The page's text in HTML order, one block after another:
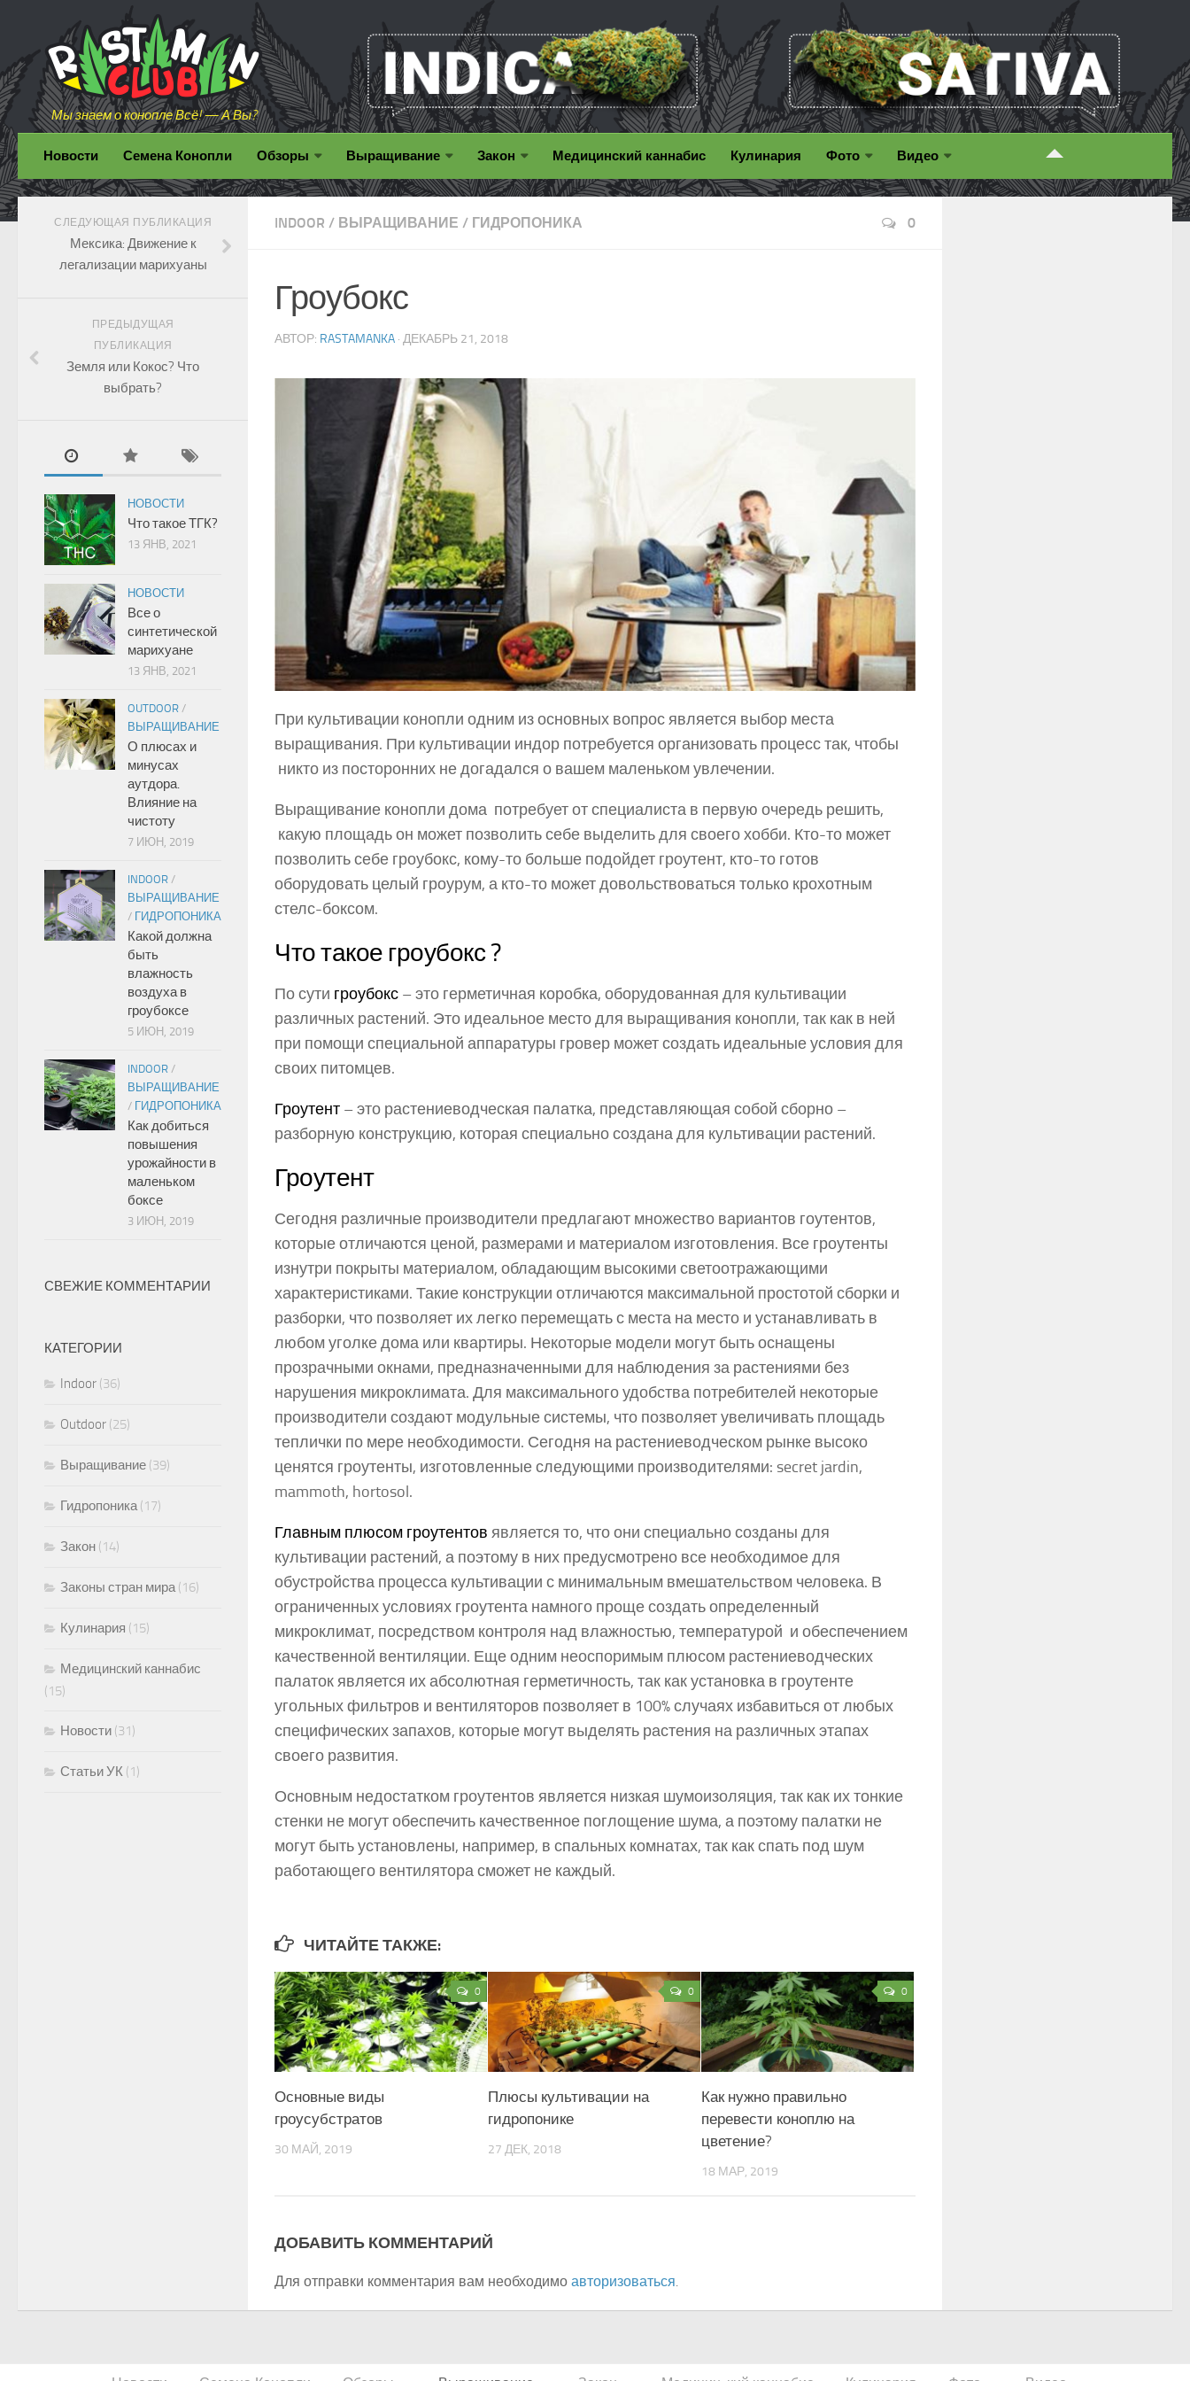
Мы знаем о конопле Всё! — А Вы?
Новости Семена Конопли Обзоры Выращивание Закон Медицинcкий каннабис Кулинария Фото Видео
INDOOR / ВЫРАЩИВАНИЕ / ГИДРОПОНИКА 0
Гроубокс
АВТОР: RASTAMANKA · ДЕКАБРЬ 21, 2018
При культивации конопли одним из основных вопрос является выбор места
выращивания. При культивации индор потребуется организовать процесс так, чтобы
никто из посторонних не догадался о вашем маленьком увлечении.
Выращивание конопли дома потребует от специалиста в первую очередь решить,
какую площадь он может позволить себе выделить для своего хобби. Кто-то может
позволить себе гроубокс, кому-то больше подойдет гроутент, кто-то готов
оборудовать целый гроурум, а кто-то может довольствоваться только крохотным
стелс-боксом.
Что такое гроубокс ?
По сути гроубокс – это герметичная коробка, оборудованная для культивации
различных растений. Это идеальное место для выращивания конопли, так как в ней
при помощи специальной аппаратуры гровер может создать идеальные условия для
своих питомцев.
Гроутент – это растениеводческая палатка, представляющая собой сборно –
разборную конструкцию, которая специально создана для культивации растений.
Гроутент
Сегодня различные производители предлагают множество вариантов гоутентов,
которые отличаются ценой, размерами и материалом изготовления. Все гроутенты
изнутри покрыты материалом, обладающим высокими светоотражающими
характеристиками. Такие конструкции отличаются максимальной простотой сборки и
разборки, что позволяет их легко перемещать с места на место и устанавливать в
любом уголке дома или квартиры. Некоторые модели могут быть оснащены
прозрачными окнами, предназначенными для наблюдения за растениями без
нарушения микроклимата. Для максимального удобства потребителей некоторые
производители создают модульные системы, что позволяет увеличивать площадь
теплички по мере необходимости. Сегодня на растениеводческом рынке высоко
ценятся гроутенты, изготовленные следующими производителями: secret jardin,
mammoth, hortosol.
Главным плюсом гроутентов является то, что они специально созданы для
культивации растений, а поэтому в них предусмотрено все необходимое для
обустройства процесса культивации с минимальным вмешательством человека. В
ограниченных условиях гроутента намного проще создать определенный
микроклимат, посредством контроля над влажностью, температурой и обеспечением
качественной вентиляции. Еще одним неоспоримым плюсом растениеводческих
палаток является их абсолютная герметичность, так как установка в гроутенте
угольных фильтров и вентиляторов позволяет в 100% случаях избавиться от любых
специфических запахов, которые могут выделять растения на различных этапах
своего развития.
Основным недостатком гроутентов является низкая шумоизоляция, так как их тонкие
стенки не могут обеспечить качественное поглощение шума, а поэтому палатки не
могут быть установлены, например, в спальных комнатах, так как спать под шум
работающего вентилятора сможет не каждый.
ЧИТАЙТЕ ТАКЖЕ:
0
Основные виды
гроусубстратов
30 МАЙ, 2019
0
Плюсы культивации на
гидропонике
27 ДЕК, 2018
0
Как нужно правильно
перевести коноплю на
цветение?
18 МАР, 2019
ДОБАВИТЬ КОММЕНТАРИЙ
Для отправки комментария вам необходимо авторизоваться.
СЛЕДУЮЩАЯ ПУБЛИКАЦИЯ
Мексика: Движение к
легализации марихуаны
ПРЕДЫДУЩАЯ
ПУБЛИКАЦИЯ
Земля или Кокос? Что
выбрать?
НОВОСТИ
Что такое ТГК?
13 ЯНВ, 2021
НОВОСТИ
Все о
синтетической
марихуане
13 ЯНВ, 2021
OUTDOOR /
ВЫРАЩИВАНИЕ
О плюсах и
минусах
аутдора.
Влияние на
чистоту
7 ИЮН, 2019
INDOOR /
ВЫРАЩИВАНИЕ
/ ГИДРОПОНИКА
Какой должна
быть
влажность
воздуха в
гроубоксе
5 ИЮН, 2019
INDOOR /
ВЫРАЩИВАНИЕ
/ ГИДРОПОНИКА
Как добиться
повышения
урожайности в
маленьком
боксе
3 ИЮН, 2019
СВЕЖИЕ КОММЕНТАРИИ
КАТЕГОРИИ
Indoor (36)
Outdoor (25)
Выращивание (39)
Гидропоника(17)
Закон (14)
Законы стран мира(16)
Кулинария (15)
Медицинcкий каннабис
(15)
Новости (31)
Статьи УК (1)